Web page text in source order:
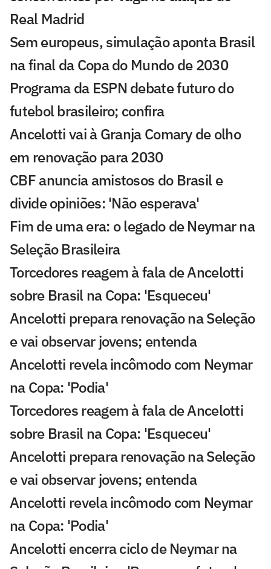
Real Madrid
Sem europeus, simulação aponta Brasil
na final da Copa do Mundo de 2030
Programa da ESPN debate futuro do
futebol brasileiro; confira
Ancelotti vai à Granja Comary de olho
em renovação para 2030
CBF anuncia amistosos do Brasil e
divide opiniões: 'Não esperava'
Fim de uma era: o legado de Neymar na
Seleção Brasileira
Torcedores reagem à fala de Ancelotti
sobre Brasil na Copa: 'Esqueceu'
Ancelotti prepara renovação na Seleção
e vai observar jovens; entenda
Ancelotti revela incômodo com Neymar
na Copa: 'Podia'
Torcedores reagem à fala de Ancelotti
sobre Brasil na Copa: 'Esqueceu'
Ancelotti prepara renovação na Seleção
e vai observar jovens; entenda
Ancelotti revela incômodo com Neymar
na Copa: 'Podia'
Ancelotti encerra ciclo de Neymar na